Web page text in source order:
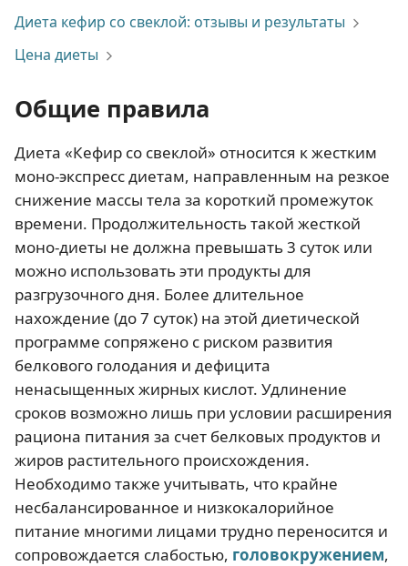
Диета кефир со свеклой: отзывы и результаты
Цена диеты
Общие правила
Диета «Кефир со свеклой» относится к жестким
моно-экспресс диетам, направленным на резкое
снижение массы тела за короткий промежуток
времени. Продолжительность такой жесткой
моно-диеты не должна превышать 3 суток или
можно использовать эти продукты для
разгрузочного дня. Более длительное
нахождение (до 7 суток) на этой диетической
программе сопряжено с риском развития
белкового голодания и дефицита
ненасыщенных жирных кислот. Удлинение
сроков возможно лишь при условии расширения
рациона питания за счет белковых продуктов и
жиров растительного происхождения.
Необходимо также учитывать, что крайне
несбалансированное и низкокалорийное
питание многими лицами трудно переносится и
сопровождается слабостью, головокружением,